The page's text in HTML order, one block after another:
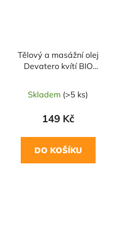
Tělový a masážní olej
Devatero kvítí BIO
Skladem (>5 ks)
149 Kč
DO KOŠÍKU